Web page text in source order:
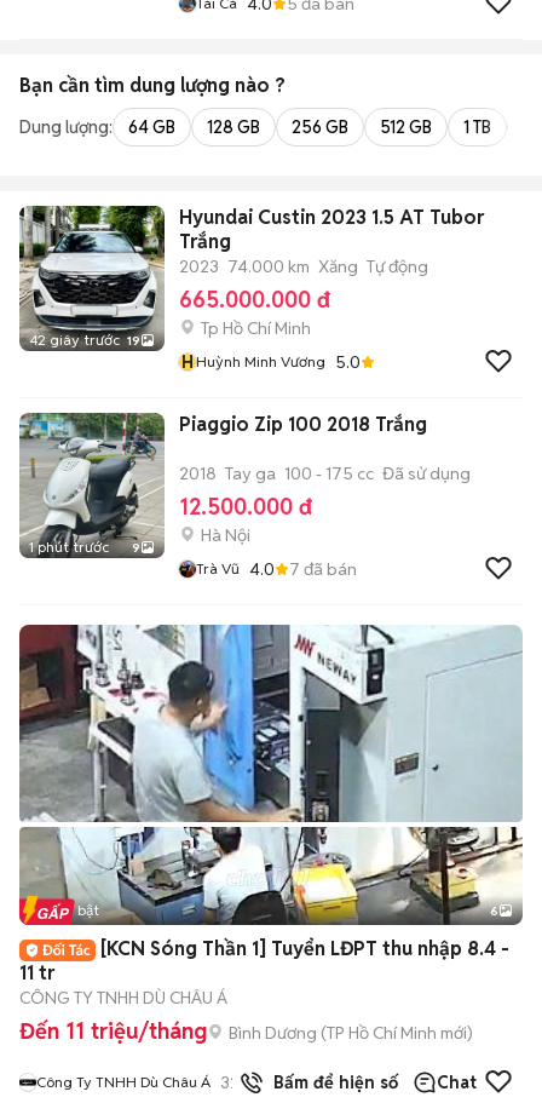
Bạn cần tìm dung lượng nào ?
Dung lượng: 64 GB 128 GB 256 GB 512 GB 1 TB
42 giây trước 19
Hyundai Custin 2023 1.5 AT Tubor
Trắng
2023 74.000 km Xăng Tự động
665.000.000 đ
Tp Hồ Chí Minh
HHuỳnh Minh Vương 5.0
1 phút trước 9
Piaggio Zip 100 2018 Trắng
2018 Tay ga 100 - 175 cc Đã sử dụng
12.500.000 đ
Hà Nội
Trà Vũ 4.0 7 đã bán
+2
Tin nổi bật 6
[KCN Sóng Thần 1] Tuyển LĐPT thu nhập 8.4 -
11 tr
CÔNG TY TNHH DÙ CHÂU Á
Đến 11 triệu/tháng Bình Dương (TP Hồ Chí Minh mới)
Công Ty TNHH Dù Châu Á 32 đã bánBấm để hiện số Chat